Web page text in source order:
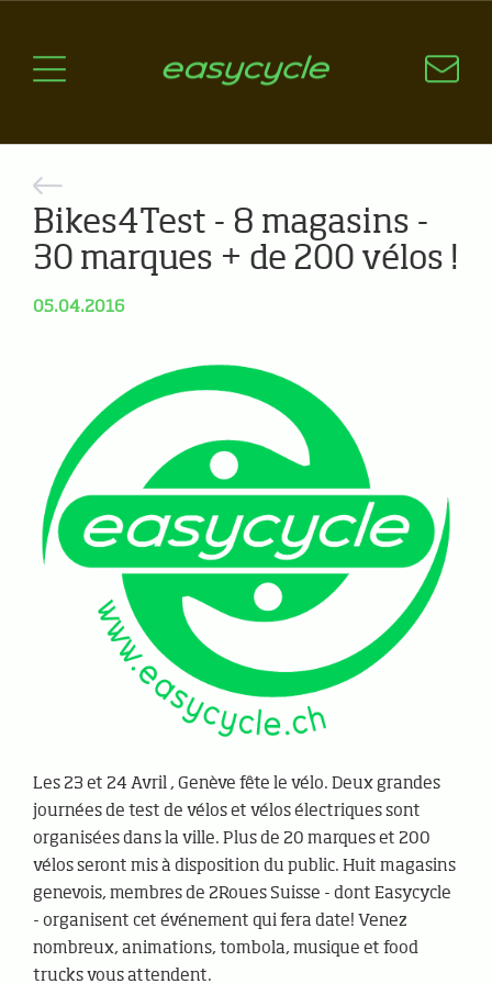
Aspects techniques
Nos critères de sélection
Questions / Réponses
A jour
Bikes4Test - 8 magasins -
30 marques + de 200 vélos !
05.04.2016
Les 23 et 24 Avril , Genève fête le vélo. Deux grandes
journées de test de vélos et vélos électriques sont
organisées dans la ville. Plus de 20 marques et 200
vélos seront mis à disposition du public. Huit magasins
genevois, membres de 2Roues Suisse - dont Easycycle
- organisent cet événement qui fera date! Venez
nombreux, animations, tombola, musique et food
trucks vous attendent.